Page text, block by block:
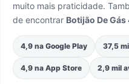
muito mais praticidade.
de encontrar Botijão De Gás
4,9 na Google Play 37,5
4,9 na App Store 2,9 mil